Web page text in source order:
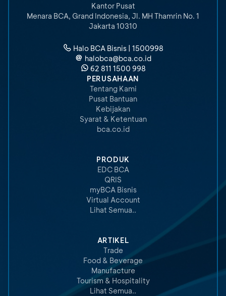
Kantor Pusat
Menara BCA, Grand Indonesia, Jl. MH Thamrin No. 1
Jakarta 10310
Halo BCA Bisnis | 1500998
halobca@bca.co.id
62 811 1500 998
PERUSAHAAN
Tentang Kami
Pusat Bantuan
Kebijakan
Syarat & Ketentuan
bca.co.id
PRODUK
EDC BCA
QRIS
myBCA Bisnis
Virtual Account
Lihat Semua..
ARTIKEL
Trade
Food & Beverage
Manufacture
Tourism & Hospitality
Lihat Semua..